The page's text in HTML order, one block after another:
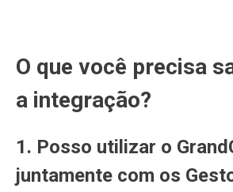
O que você precisa
a integração?
1. Posso utilizar o
juntamente com os